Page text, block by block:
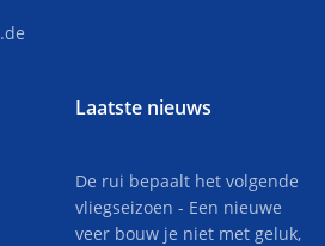
Laatste nieuws
De rui bepaalt het volgende
vliegseizoen - Een nieuwe
veer bouw je niet met geluk,